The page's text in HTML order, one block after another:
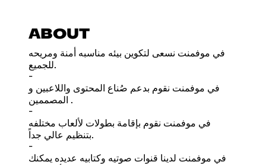
ABOUT
في موفمنت نسعى لتكوين بيئه مناسبه أمنة ومريحه
للجميع.
-
في موفمنت نقوم بدعم صُناع المحتوى واللاعبين و
المصممين .
-
في موفمنت نقوم بإقامة بطولات لألعاب مختلفه
بتنظيم عالي جداً.
-
في موفمنت لدينا قنوات صوتيه وكتابيه عديده يمكنك